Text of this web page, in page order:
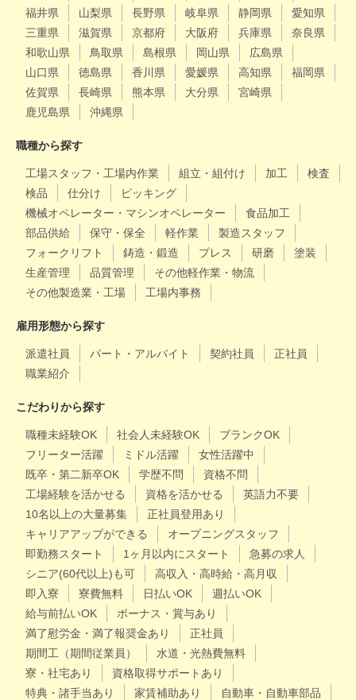
福井県
山梨県 長野県 岐阜県 静岡県
愛知県
三重県
滋賀県 京都府 大阪府 兵庫県
奈良県
和歌山県
鳥取県 島根県 岡山県
広島県
山口県
徳島県 香川県 愛媛県 高知県
福岡県
佐賀県
長崎県 熊本県 大分県
宮崎県
鹿児島県
沖縄県
職種から探す
工場スタッフ・工場内作業 組立・組付け 加工
検査
検品
仕分け
ピッキング
機械オペレーター・マシンオペレーター
食品加工
部品供給
保守・保全 軽作業
製造スタッフ
フォークリフト
鋳造・鍛造 プレス 研磨
塗装
生産管理
品質管理
その他軽作業・物流
その他製造業・工場
工場内事務
雇用形態から探す
派遣社員 パート・アルバイト 契約社員
正社員
職業紹介
こだわりから探す
職種未経験OK 社会人未経験OK
ブランクOK
フリーター活躍
ミドル活躍
女性活躍中
既卒・第二新卒OK
学歴不問
資格不問
工場経験を活かせる
資格を活かせる
英語力不要
10名以上の大量募集
正社員登用あり
キャリアアップができる
オープニングスタッフ
即勤務スタート
1ヶ月以内にスタート
急募の求人
シニア(60代以上)も可
高収入・高時給・高月収
即入寮
寮費無料 日払いOK
週払いOK
給与前払いOK
ボーナス・賞与あり
満了慰労金・満了報奨金あり
正社員
期間工（期間従業員）
水道・光熱費無料
寮・社宅あり
資格取得サポートあり
特典・諸手当あり
家賃補助あり 自動車・自動車部品